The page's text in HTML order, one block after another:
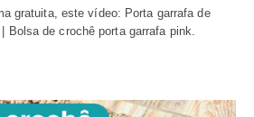
gratuita, este vídeo: Porta garrafa de
Bolsa de crochê porta garrafa pink.